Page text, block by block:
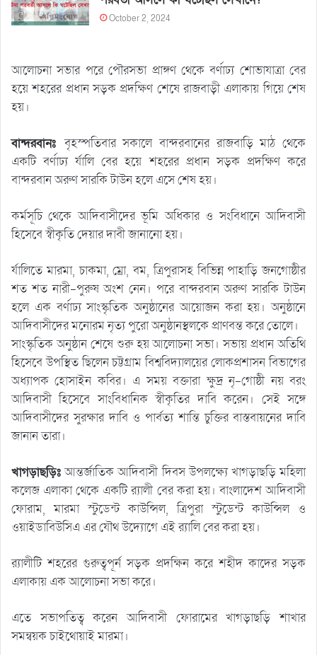
October 2, 2024
আলোচনা সভার পরে পৌরসভা প্রাঙ্গণ থেকে বর্ণাঢ্য শোভাযাত্রা বের
হয়ে শহরের প্রধান সড়ক প্রদক্ষিণ শেষে রাজবাড়ী এলাকায় গিয়ে শেষ
হয়।
বান্দরবানঃবৃহস্পতিবার সকালে বান্দরবানের রাজবাড়ি মাঠ থেকে
একটি বর্ণাঢ্য র্যালি বের হয়ে শহরের প্রধান সড়ক প্রদক্ষিণ করে
বান্দরবান অরুণ সারকি টাউন হলে এসে শেষ হয়।
কর্মসূচি থেকে আদিবাসীদের ভূমি অধিকার ও সংবিধানে আদিবাসী
হিসেবে স্বীকৃতি দেয়ার দাবী জানানো হয়।
র্যালিতে মারমা, চাকমা, ম্রো, বম, ত্রিপুরাসহ বিভিন্ন পাহাড়ি জনগোষ্ঠীর
শত শত নারী-পুরুষ অংশ নেন। পরে বান্দরবান অরুণ সারকি টাউন
হলে এক বর্ণাঢ্য সাংস্কৃতিক অনুষ্ঠানের আয়োজন করা হয়। অনুষ্ঠানে
আদিবাসীদের মনোরম নৃত্য পুরো অনুষ্ঠানস্থলকে প্রাণবন্ত করে তোলে।
সাংস্কৃতিক অনুষ্ঠান শেষে শুরু হয় আলোচনা সভা। সভায় প্রধান অতিথি
হিসেবে উপস্থিত ছিলেন চট্টগ্রাম বিশ্ববিদ্যালয়ের লোকপ্রশাসন বিভাগের
অধ্যাপক হোসাইন কবির। এ সময় বক্তারা ক্ষুদ্র নৃ-গোষ্ঠী নয় বরং
আদিবাসী হিসেবে সাংবিধানিক স্বীকৃতির দাবি করেন। সেই সঙ্গে
আদিবাসীদের সুরক্ষার দাবি ও পার্বত্য শান্তি চুক্তির বাস্তবায়নের দাবি
জানান তারা।
খাগড়াছড়িঃআন্তর্জাতিক আদিবাসী দিবস উপলক্ষ্যে খাগড়াছড়ি মহিলা
কলেজ এলাকা থেকে একটি র‌্যালী বের করা হয়। বাংলাদেশ আদিবাসী
ফোরাম, মারমা স্টুডেন্ট কাউন্সিল, ত্রিপুরা স্টুডেন্ট কাউন্সিল ও
ওয়াইডাবিউসিএ এর যৌথ উদ্যোগে এই র‌্যালি বের করা হয়।
র‌্যালীটি শহরের গুরুত্বপূর্ন সড়ক প্রদক্ষিন করে শহীদ কাদের সড়ক
এলাকায় এক আলোচনা সভা করে।
এতে সভাপতিত্ব করেন আদিবাসী ফোরামের খাগড়াছড়ি শাখার
সমন্বয়ক চাইথোয়াই মারমা।